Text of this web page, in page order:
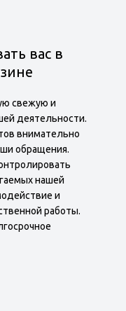
вас в
свежую и
деятельности.
внимательно
обращения.
нашей
и
работы.